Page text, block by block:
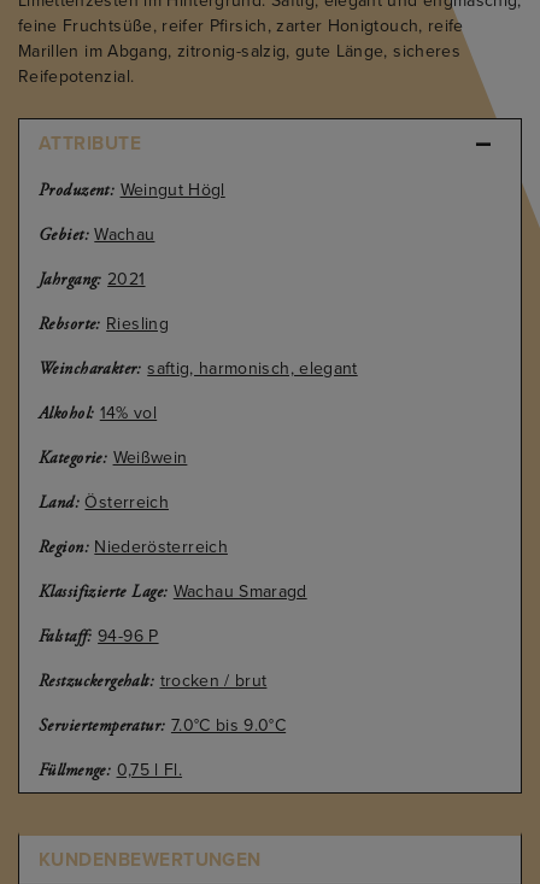
feine Fruchtsüße, reifer Pfirsich, zarter Honigtouch, reife
Marillen im Abgang, zitronig-salzig, gute Länge, sicheres
Reifepotenzial.
ATTRIBUTE
Produzent: Weingut Högl
Gebiet: Wachau
Jahrgang: 2021
Rebsorte: Riesling
Weincharakter: saftig, harmonisch, elegant
Alkohol: 14% vol
Kategorie: Weißwein
Land: Österreich
Region: Niederösterreich
Klassifizierte Lage: Wachau Smaragd
Falstaff: 94-96 P
Restzuckergehalt: trocken / brut
Serviertemperatur: 7.0°C bis 9.0°C
Füllmenge: 0,75 l Fl.
KUNDENBEWERTUNGEN